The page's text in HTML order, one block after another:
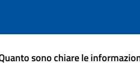
sono chiare le